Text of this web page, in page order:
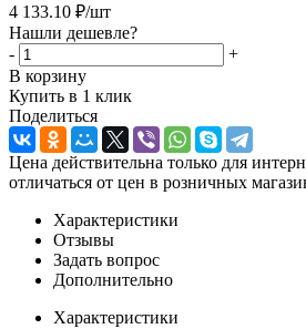
4 133.10 ₽/шт
Нашли дешевле?
-
+
В корзину
Купить в 1 клик
Поделиться
Цена действительна только для
отличаться от цен в розничных
Характеристики
Отзывы
Задать вопрос
Дополнительно
Характеристики